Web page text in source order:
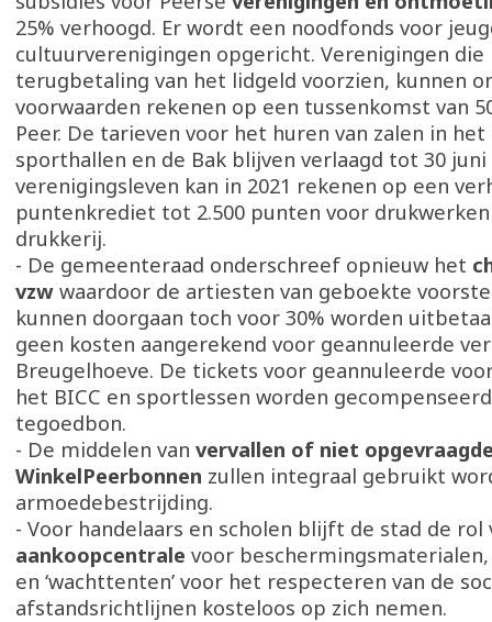
25% verhoogd. Er wordt een noodfonds voor
cultuurverenigingen opgericht. Verenigingen
terugbetaling van het lidgeld voorzien, kunnen
voorwaarden rekenen op een tussenkomst van
Peer. De tarieven voor het huren van zalen in het
sporthallen en de Bak blijven verlaagd tot 30 juni
verenigingsleven kan in 2021 rekenen op een
puntenkrediet tot 2.500 punten voor
drukkerij.
- De gemeenteraad onderschreef opnieuw het
vzw waardoor de artiesten van geboekte
kunnen doorgaan toch voor 30% worden
geen kosten aangerekend voor geannuleerde
Breugelhoeve. De tickets voor geannuleerde
het BICC en sportlessen worden
tegoedbon.
- De middelen van vervallen of niet
WinkelPeerbonnen zullen integraal gebruikt
armoedebestrijding.
- Voor handelaars en scholen blijft de stad de rol
aankoopcentrale voor
en ‘wachttenten’ voor het respecteren van de
afstandsrichtlijnen kosteloos op zich nemen.